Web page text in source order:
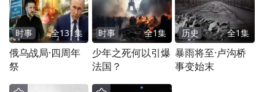
时事 全131集
俄乌战局·四周年
祭
时事 全1集
少年之死何以引爆
法国？
历史 全1集
暴雨将至·卢沟桥
事变始末